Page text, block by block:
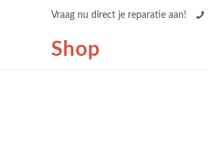
Vraag nu direct je reparatie aan!
Shop